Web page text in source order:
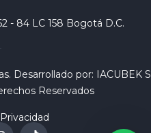
- 84 LC 158 Bogotá D.C.
Desarrollado por: IACUBEK
Reservados